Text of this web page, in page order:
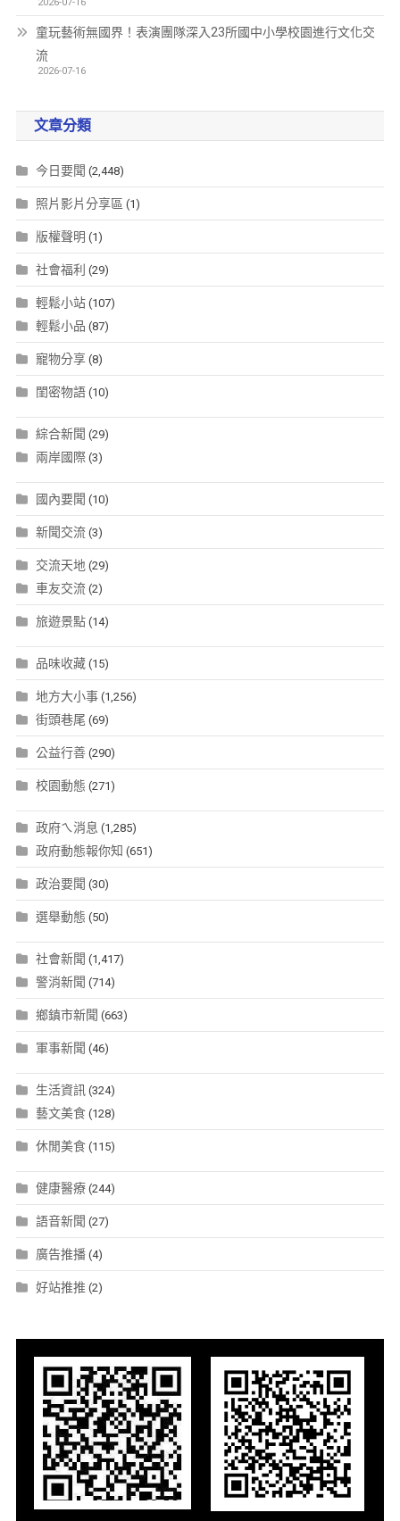
2026-07-16
童玩藝術無國界！表演團隊深入23所國中小學校園進行文化交
流
2026-07-16
文章分類
今日要聞 (2,448)
照片影片分享區 (1)
版權聲明 (1)
社會福利 (29)
輕鬆小站(107)
輕鬆小品 (87)
寵物分享(8)
閨密物語(10)
綜合新聞 (29)
兩岸國際(3)
國內要聞 (10)
新聞交流(3)
交流天地(29)
車友交流(2)
旅遊景點(14)
品味收藏(15)
地方大小事(1,256)
街頭巷尾 (69)
公益行善(290)
校園動態 (271)
政府ㄟ消息 (1,285)
政府動態報你知 (651)
政治要聞 (30)
選舉動態 (50)
社會新聞 (1,417)
警消新聞 (714)
鄉鎮市新聞 (663)
軍事新聞 (46)
生活資訊(324)
藝文美食(128)
休閒美食(115)
健康醫療(244)
語音新聞 (27)
廣告推播(4)
好站推推 (2)